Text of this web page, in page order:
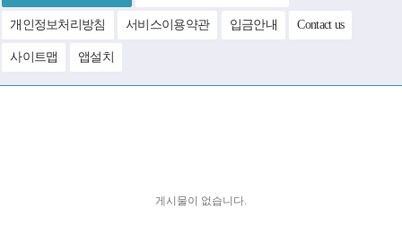
개인정보처리방침 서비스이용약관 입금안내 Contact us
사이트맵 앱설치
게시물이 없습니다.